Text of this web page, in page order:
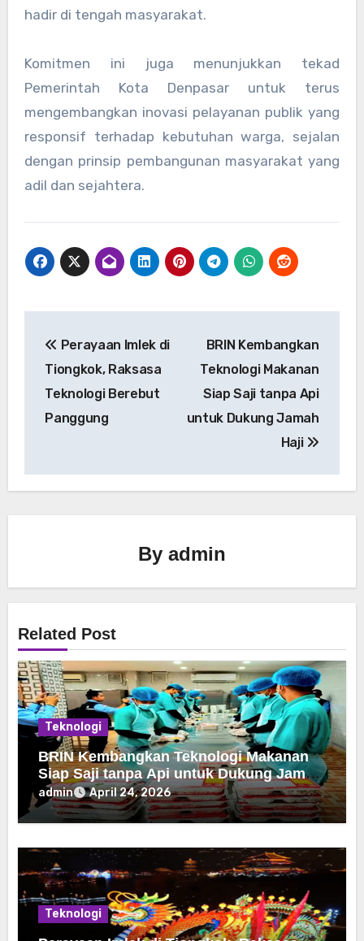
hadir di tengah masyarakat.
Komitmen ini juga menunjukkan tekad
Pemerintah Kota Denpasar untuk terus
mengembangkan inovasi pelayanan publik yang
responsif terhadap kebutuhan warga, sejalan
dengan prinsip pembangunan masyarakat yang
adil dan sejahtera.
pos
Perayaan Imlek di
Tiongkok, Raksasa
Teknologi Berebut
Panggung
BRIN Kembangkan
Teknologi Makanan
Siap Saji tanpa Api
untuk Dukung Jamah
Haji
By admin
Related Post
Teknologi
BRIN Kembangkan Teknologi Makanan
Siap Saji tanpa Api untuk Dukung Jamah
Haji
admin April 24, 2026
Teknologi